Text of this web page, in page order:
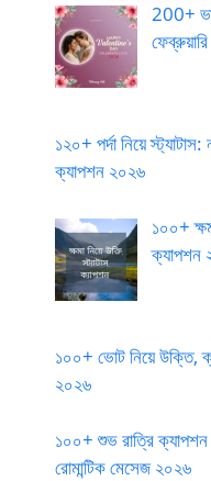
200+
১২০+ পর্দা নিয়ে
ক্যাপশন ২০২৬
১০০+
ক্যাপশন
১০০+ ভোট নিয়ে উক্তি,
২০২৬
১০০+ শুভ রাত্রি ক্যাপশন
রোমান্টিক মেসেজ ২০২৬